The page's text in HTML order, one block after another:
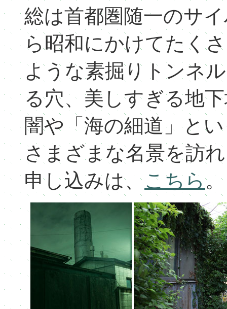
総は首都圏随一のサ
ら昭和にかけてたく
ような素掘りトンネ
る穴、美しすぎる地
闇や「海の細道」と
さまざまな名景を訪
申し込みは、 こちら。